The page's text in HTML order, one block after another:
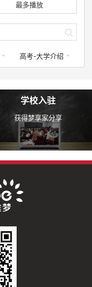
最多播放
高考-大学介绍
学校入驻
获得梦享家分享